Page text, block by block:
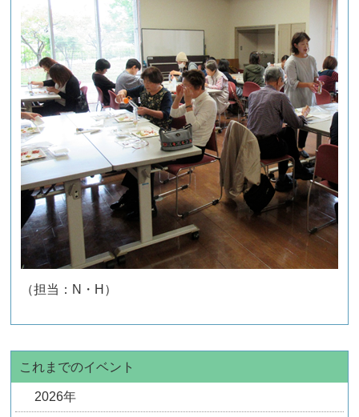
（担当：N・H）
これまでのイベント
2026年